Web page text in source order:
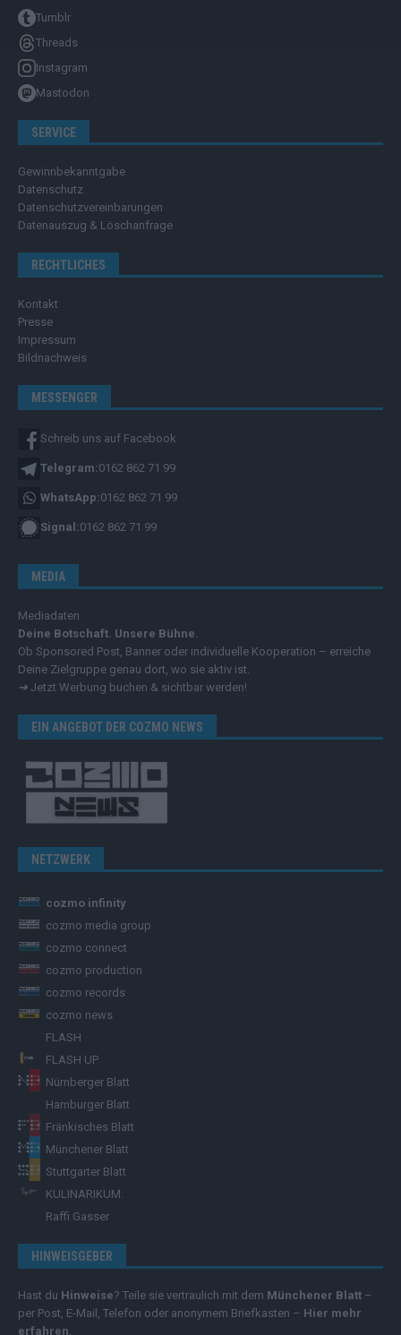
Tumblr
Threads
Instagram
Mastodon
SERVICE
Gewinnbekanntgabe
Datenschutz
Datenschutzvereinbarungen
Datenauszug & Löschanfrage
RECHTLICHES
Kontakt
Presse
Impressum
Bildnachweis
MESSENGER
Schreib uns auf Facebook
Telegram:0162 862 71 99
WhatsApp:0162 862 71 99
Signal:0162 862 71 99
MEDIA
Mediadaten
Deine Botschaft. Unsere Bühne.
Ob Sponsored Post, Banner oder individuelle Kooperation – erreiche
Deine Zielgruppe genau dort, wo sie aktiv ist.
➔ Jetzt Werbung buchen & sichtbar werden!
EIN ANGEBOT DER COZMO NEWS
NETZWERK
cozmo infinity
cozmo media group
cozmo connect
cozmo production
cozmo records
cozmo news
FLASH
FLASH UP
Nürnberger Blatt
Hamburger Blatt
Fränkisches Blatt
Münchener Blatt
Stuttgarter Blatt
KULINARIKUM.
Raffi Gasser
HINWEISGEBER
Hast du Hinweise? Teile sie vertraulich mit dem Münchener Blatt –
per Post, E-Mail, Telefon oder anonymem Briefkasten – Hier mehr
erfahren.